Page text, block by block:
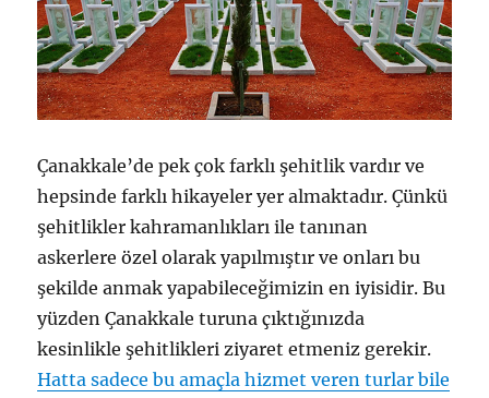
Çanakkale’de pek çok farklı şehitlik vardır ve
hepsinde farklı hikayeler yer almaktadır. Çünkü
şehitlikler kahramanlıkları ile tanınan
askerlere özel olarak yapılmıştır ve onları bu
şekilde anmak yapabileceğimizin en iyisidir. Bu
yüzden Çanakkale turuna çıktığınızda
kesinlikle şehitlikleri ziyaret etmeniz gerekir.
Hatta sadece bu amaçla hizmet veren turlar bile